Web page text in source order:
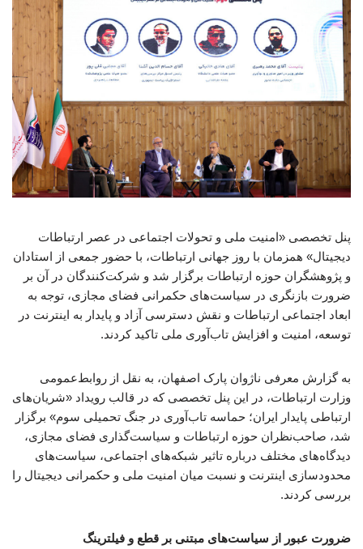
پنل تخصصی «امنیت ملی و تحولات اجتماعی در عصر ارتباطات
دیجیتال» همزمان با روز جهانی ارتباطات، با حضور جمعی از استادان
و پژوهشگران حوزه ارتباطات برگزار شد و شرکت‌کنندگان در آن بر
ضرورت بازنگری در سیاست‌های حکمرانی فضای مجازی، توجه به
ابعاد اجتماعی ارتباطات و نقش دسترسی آزاد و پایدار به اینترنت در
توسعه، امنیت و افزایش تاب‌آوری ملی تاکید کردند.
به گزارش معرفی ناژوان پارک اصفهان، به نقل از روابط‌عمومی
وزارت ارتباطات، در این پنل تخصصی که در قالب رویداد «شریان‌های
ارتباطی پایدار ایران؛ حماسه تاب‌آوری در جنگ تحمیلی سوم» برگزار
شد، صاحب‌نظران حوزه ارتباطات و سیاست‌گذاری فضای مجازی،
دیدگاه‌های مختلف درباره تاثیر شبکه‌های اجتماعی، سیاست‌های
محدودسازی اینترنت و نسبت میان امنیت ملی و حکمرانی دیجیتال را
بررسی کردند.
ضرورت عبور از سیاست‌های مبتنی بر قطع و فیلترینگ